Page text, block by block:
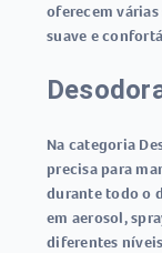
oferecem
suave e
Na categoria
precisa para
durante todo o
em aerosol,
diferentes